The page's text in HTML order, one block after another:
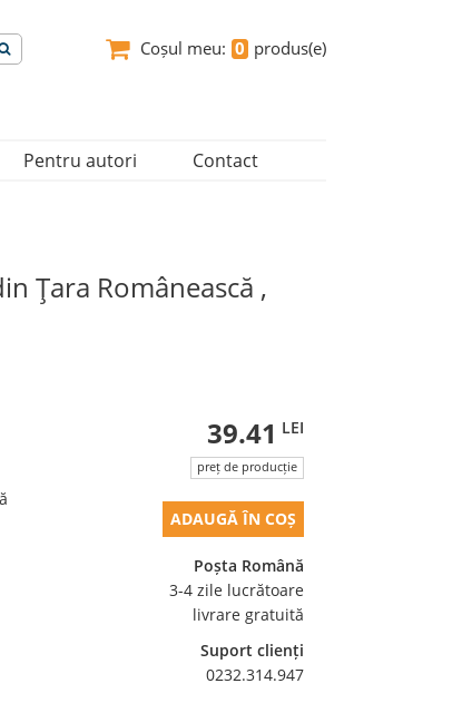
Coșul meu: 0 produs(e)
Pentru autori Contact
Ţara Românească ,
39.41 LEI
preț de producție
ADAUGĂ ÎN COȘ
Poșta Română
3-4 zile lucrătoare
livrare gratuită
Suport clienți
0232.314.947